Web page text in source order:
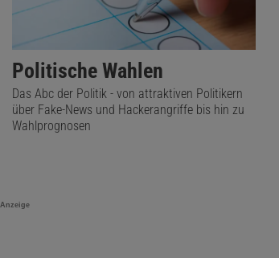
Politische Wahlen
Das Abc der Politik - von attraktiven Politikern
über Fake-News und Hackerangriffe bis hin zu
Wahlprognosen
Anzeige